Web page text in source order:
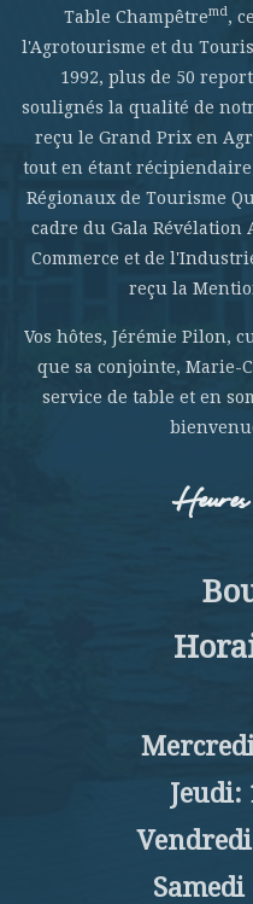
Table Champêtremd,
l'Agrotourisme et du
1992, plus de 50
soulignés la qualité de
reçu le Grand Prix en
tout en étant récipiendaire
Régionaux de Tourisme
cadre du Gala Révélation
Commerce et de
reçu la
Vos hôtes, Jérémie Pilon,
que sa conjointe, Marie-
service de table et en
Jeudi:
Samedi